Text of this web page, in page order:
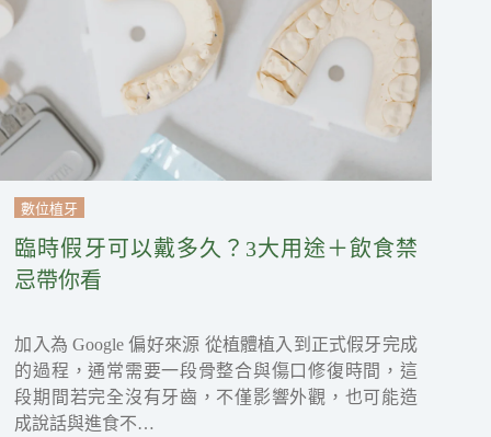
數位植牙
臨時假牙可以戴多久？3大用途＋飲食禁
忌帶你看
加入為 Google 偏好來源 從植體植入到正式假牙完成
的過程，通常需要一段骨整合與傷口修復時間，這
段期間若完全沒有牙齒，不僅影響外觀，也可能造
成說話與進食不…